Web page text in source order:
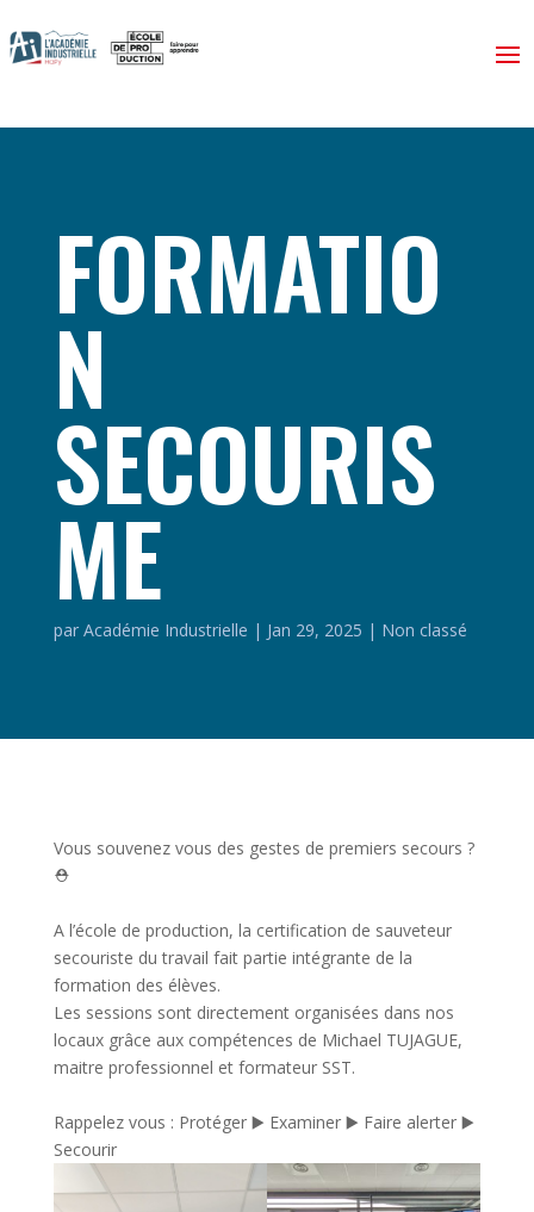
FORMATIO
N
SECOURIS
ME
par Académie Industrielle | Jan 29, 2025 | Non classé
Vous souvenez vous des gestes de premiers secours ?
⛑️
A l’école de production, la certification de sauveteur
secouriste du travail fait partie intégrante de la
formation des élèves.
Les sessions sont directement organisées dans nos
locaux grâce aux compétences de Michael TUJAGUE,
maitre professionnel et formateur SST.
Rappelez vous : Protéger ▶️ Examiner ▶️ Faire alerter ▶️
Secourir